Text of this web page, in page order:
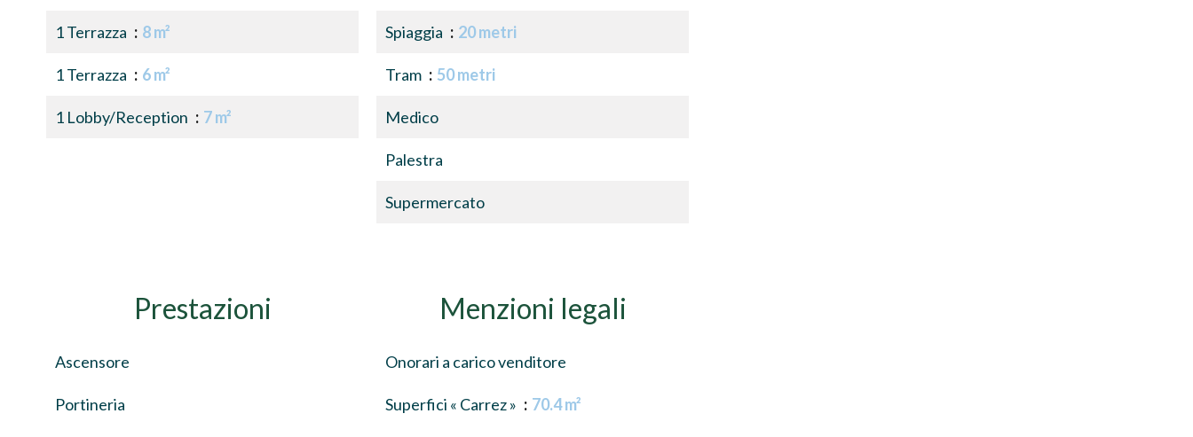
1 Terrazza 8 m²
1 Terrazza 6 m²
1 Lobby/Reception 7 m²
Spiaggia 20 metri
Tram 50 metri
Medico
Palestra
Supermercato
Prestazioni
Ascensore
Portineria
Menzioni legali
Onorari a carico venditore
Superfici « Carrez » 70.4 m²